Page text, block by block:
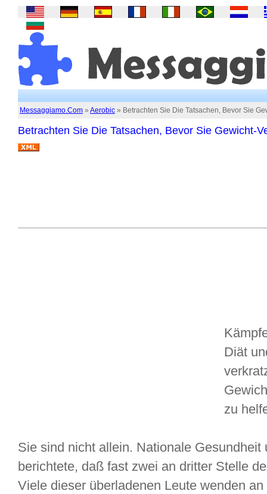
Messaggiamo.Com » Aerobic » Betrachten Sie Die Tatsachen, Bevor Sie
Betrachten Sie Die Tatsachen, Bevor Sie Gewicht-
Diät
zu
Sie sind nicht allein. Nationale
berichtete, daß fast zwei an dritter Stelle
Viele dieser überladenen Leute wenden